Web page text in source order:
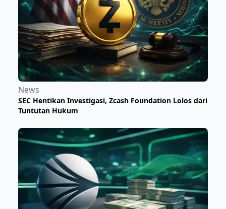
News
SEC Hentikan Investigasi, Zcash Foundation Lolos dari
Tuntutan Hukum